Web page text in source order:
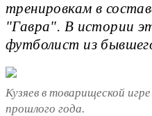
тренировкам в
"Гавра". В истории
футболист из
Кузяев в товарищеской
прошлого года.